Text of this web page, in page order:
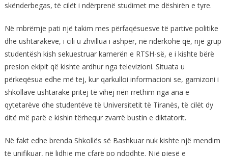
skënderbegas, të cilët i ndërprenë studimet me dëshirën e tyre.
Në mbrëmje pati një takim mes përfaqësuesve të partive politike
dhe ushtarakëve, i cili u zhvillua i ashpër, në ndërkohë që, një grup
studentësh kish sekuestruar kamerën e RTSH-së, e i kishte bërë
presion ekipit që kishte ardhur nga televizioni. Situata u
përkeqësua edhe më tej, kur qarkulloi informacioni se, garnizoni i
shkollave ushtarake pritej të vihej nën rrethim nga ana e
qytetarëve dhe studentëve të Universitetit të Tiranës, të cilët dy
ditë më parë e kishin tërhequr zvarrë bustin e diktatorit.
Në fakt edhe brenda Shkollës së Bashkuar nuk kishte një mendim
të unifikuar, në lidhje me çfarë po ndodhte. Një pjesë e